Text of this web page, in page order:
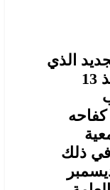
الذي
تشنه دولة الاحتلال المغربية منذ 13
في ذلك
2983 (د-27) المؤرخ 14 ديسمبر